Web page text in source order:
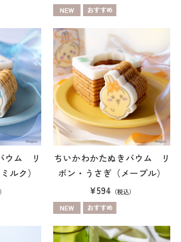
ウム リ
ルク）
ちいかわかたぬきバウム リ
ボン・うさぎ（メープル）
¥594 （税込）